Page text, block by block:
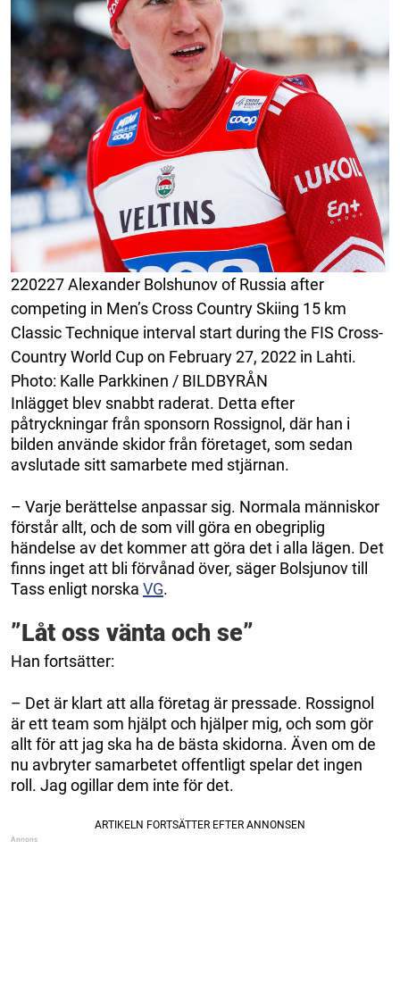
220227 Alexander Bolshunov of Russia after
competing in Men’s Cross Country Skiing 15 km
Classic Technique interval start during the FIS Cross-
Country World Cup on February 27, 2022 in Lahti.
Photo: Kalle Parkkinen / BILDBYRÅN
Inlägget blev snabbt raderat. Detta efter
påtryckningar från sponsorn Rossignol, där han i
bilden använde skidor från företaget, som sedan
avslutade sitt samarbete med stjärnan.
– Varje berättelse anpassar sig. Normala människor
förstår allt, och de som vill göra en obegriplig
händelse av det kommer att göra det i alla lägen. Det
finns inget att bli förvånad över, säger Bolsjunov till
Tass enligt norska VG.
”Låt oss vänta och se”
Han fortsätter:
– Det är klart att alla företag är pressade. Rossignol
är ett team som hjälpt och hjälper mig, och som gör
allt för att jag ska ha de bästa skidorna. Även om de
nu avbryter samarbetet offentligt spelar det ingen
roll. Jag ogillar dem inte för det.